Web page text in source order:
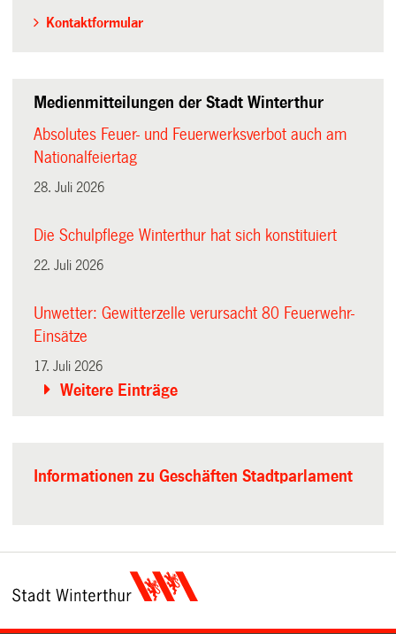
Kontaktformular
Medienmitteilungen der Stadt Winterthur
Absolutes Feuer- und Feuerwerksverbot auch am
Nationalfeiertag
28. Juli 2026
Die Schulpflege Winterthur hat sich konstituiert
22. Juli 2026
Unwetter: Gewitterzelle verursacht 80 Feuerwehr-
Einsätze
17. Juli 2026
Weitere Einträge
Informationen zu Geschäften Stadtparlament